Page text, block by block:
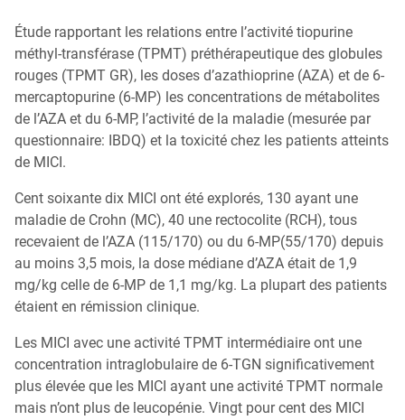
Étude rapportant les relations entre l’activité tiopurine
méthyl-transférase (TPMT) préthérapeutique des globules
rouges (TPMT GR), les doses d’azathioprine (AZA) et de 6-
mercaptopurine (6-MP) les concentrations de métabolites
de l’AZA et du 6-MP, l’activité de la maladie (mesurée par
questionnaire: IBDQ) et la toxicité chez les patients atteints
de MICI.
Cent soixante dix MICI ont été explorés, 130 ayant une
maladie de Crohn (MC), 40 une rectocolite (RCH), tous
recevaient de l’AZA (115/170) ou du 6-MP(55/170) depuis
au moins 3,5 mois, la dose médiane d’AZA était de 1,9
mg/kg celle de 6-MP de 1,1 mg/kg. La plupart des patients
étaient en rémission clinique.
Les MICI avec une activité TPMT intermédiaire ont une
concentration intraglobulaire de 6-TGN significativement
plus élevée que les MICI ayant une activité TPMT normale
mais n’ont plus de leucopénie. Vingt pour cent des MICI
My MICI Book
Qu’est-ce que la coloscopie ?